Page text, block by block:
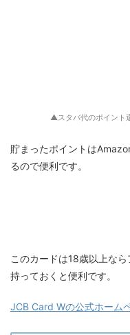
▲スタバ代のポイン
貯まったポイントは
るので便利です。
このカードは18歳以上な
持っておくと便利です。
JCB Card Wの公式ホーム